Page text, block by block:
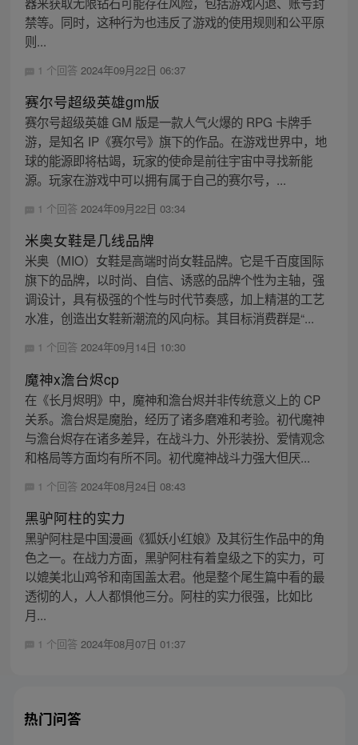
禁等。同时，这种行为也违反了游戏的使用规则和公平原
则...
1 个回答 2024年09月22日 06:37
赛尔号超级英雄gm版
赛尔号超级英雄 GM 版是一款人气火爆的 RPG 卡牌手
游，是知名 IP《赛尔号》旗下的作品。在游戏世界中，地
球的能源即将枯竭，玩家的使命是前往宇宙中寻找新能
源。玩家在游戏中可以拥有属于自己的赛尔号，...
1 个回答 2024年09月22日 03:34
米奥女鞋是几线品牌
米奥（MIO）女鞋是高端时尚女鞋品牌。它是千百度国际
旗下的品牌，以时尚、自信、诱惑的品牌个性为主轴，强
调设计，具有极强的个性与时代节奏感，加上精湛的工艺
水准，创造出女鞋新潮流的风向标。其目标消费群是“...
1 个回答 2024年09月14日 10:30
魔神x澹台烬cp
在《长月烬明》中，魔神和澹台烬并非传统意义上的 CP
关系。澹台烬是魔胎，经历了诸多磨难和考验。初代魔神
与澹台烬存在诸多差异，在战斗力、外形装扮、爱情观念
和格局等方面均有所不同。初代魔神战斗力强大但厌...
1 个回答 2024年08月24日 08:43
黑驴阿柱的实力
黑驴阿柱是中国漫画《狐妖小红娘》及其衍生作品中的角
色之一。在战力方面，黑驴阿柱有着皇级之下的实力，可
以媲美北山鸡爷和南国盖太君。他是整个尾生篇中看的最
透彻的人，人人都惧他三分。阿柱的实力很强，比如比
月...
1 个回答 2024年08月07日 01:37
热门问答